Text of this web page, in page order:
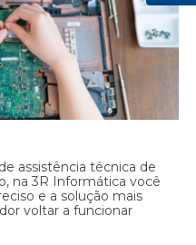
assistência técnica de
na 3R Informática você
e a solução mais
voltar a funcionar